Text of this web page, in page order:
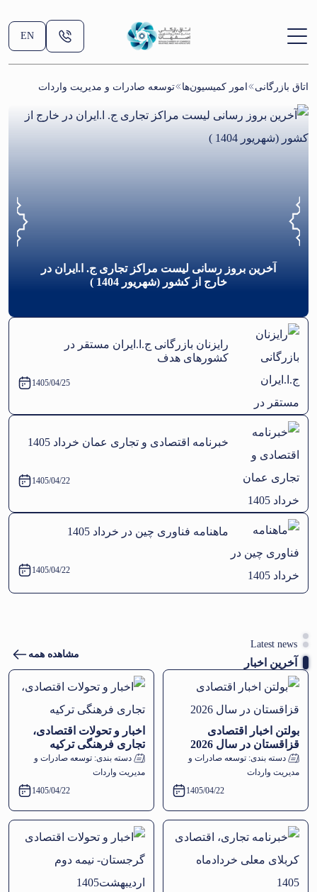
EN
اتاق بازرگانی امور کمیسیون‌ها توسعه صادرات و مدیریت واردات
آخرین بروز رسانی لیست مراکز تجاری ج. ا.ایران در
خارج از کشور (شهریور 1404 )
رایزنان بازرگانی ج.ا.ایران مستقر در
کشورهای هدف
1405/04/25
خبرنامه اقتصادی و تجاری عمان خرداد 1405
1405/04/22
ماهنامه فناوری چین در خرداد 1405
1405/04/22
Latest news
آخرین اخبار
مشاهده همه
بولتن اخبار اقتصادی
قزاقستان در سال 2026
دسته بندی: توسعه صادرات و
مدیریت واردات
1405/04/22
اخبار و تحولات اقتصادی،
تجاری فرهنگی ترکیه
دسته بندی: توسعه صادرات و
مدیریت واردات
1405/04/22